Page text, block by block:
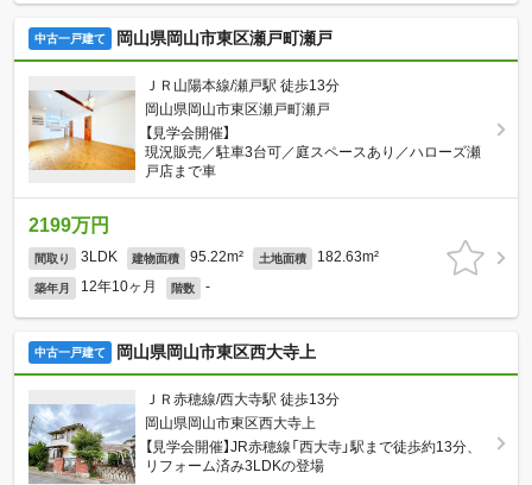
中古一戸建て 岡山県岡山市東区瀬戸町瀬戸
ＪＲ山陽本線/瀬戸駅 徒歩13分
岡山県岡山市東区瀬戸町瀬戸
【見学会開催】
現況販売／駐車3台可／庭スペースあり／ハローズ瀬
戸店まで車
2199万円
間取り 3LDK 建物面積 95.22m² 土地面積 182.63m²
築年月 12年10ヶ月 階数 -
中古一戸建て 岡山県岡山市東区西大寺上
ＪＲ赤穂線/西大寺駅 徒歩13分
岡山県岡山市東区西大寺上
【見学会開催】JR赤穂線「西大寺」駅まで徒歩約13分、
リフォーム済み3LDKの登場